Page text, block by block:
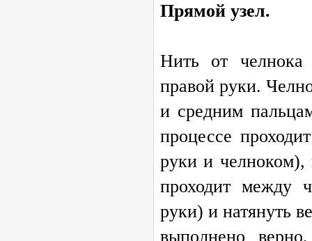
Прямой узел.
Нить от
правой руки.
и средним
процессе
руки и челноком),
проходит между
руки) и натянуть
выполнено